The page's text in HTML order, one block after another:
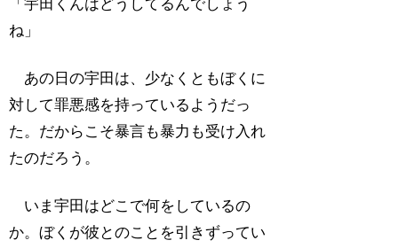
「宇田くんはどうしてるんでしょう
ね」
あの日の宇田は、少なくともぼくに
対して罪悪感を持っているようだっ
た。だからこそ暴言も暴力も受け入れ
たのだろう。
いま宇田はどこで何をしているの
か。ぼくが彼とのことを引きずってい